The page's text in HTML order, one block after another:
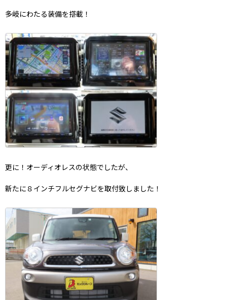
多岐にわたる装備を搭載！
更に！オーディオレスの状態でしたが、
新たに８インチフルセグナビを取付致しました！